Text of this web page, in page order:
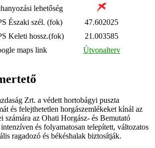
lehetőség
Északi szél. (fok)
47.602025
Keleti hossz.(fok)
21.003585
maps link
Útvonalterv
Zrt. a védett hortobágyi puszta
és felejthetetlen horgászemlékeket kínál az
számára az Ohati Horgász- és Bemutató
és folyamatosan telepített, változatos
ragadozó és békéshalak biztosítják.